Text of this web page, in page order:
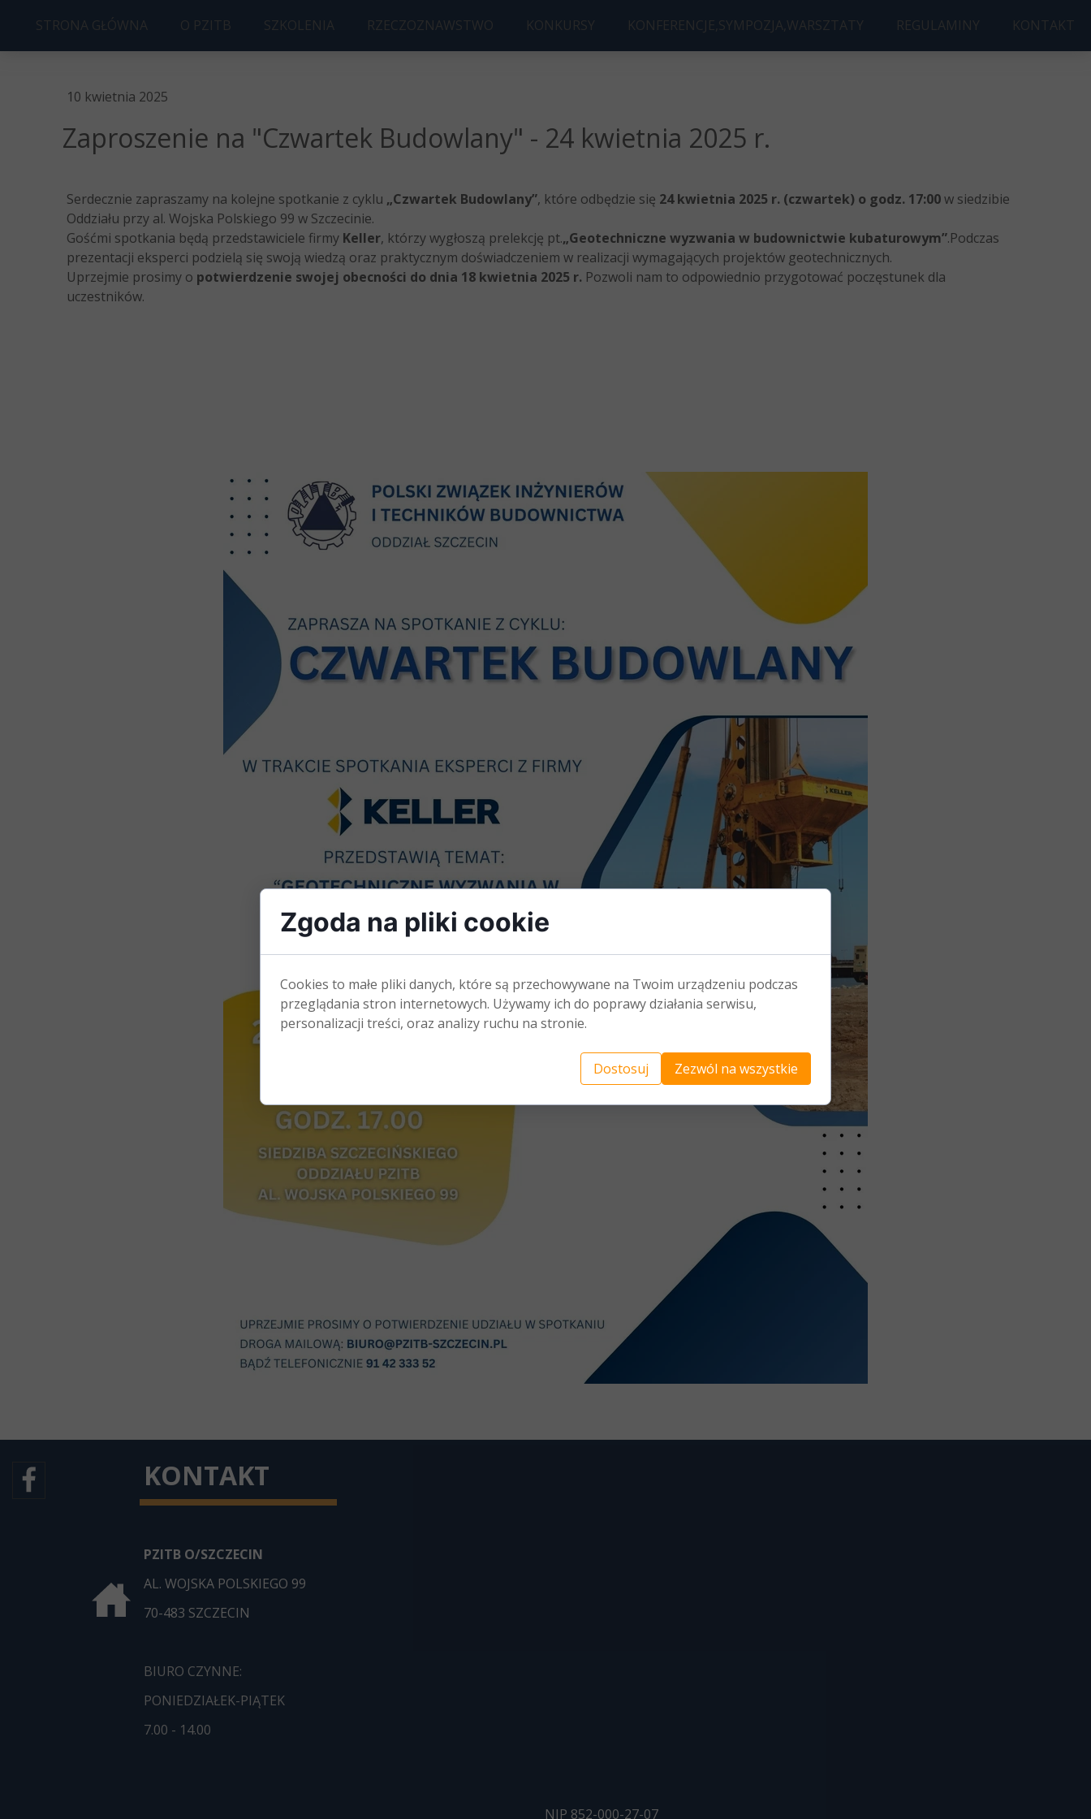
10 kwietnia 2025
Zaproszenie na "Czwartek Budowlany" - 24 kwietnia 2025 r.
Serdecznie zapraszamy na kolejne spotkanie z cyklu „Czwartek Budowlany”, które odbędzie się 24 kwietnia 2025 r. (czwartek) o godz. 17:00w siedzibie
Oddziału przy al. Wojska Polskiego 99 w Szczecinie.
Gośćmi spotkania będą przedstawiciele firmy Keller, którzy wygłoszą prelekcję pt.„Geotechniczne wyzwania w budownictwie kubaturowym”.Podczas
prezentacji eksperci podzielą się swoją wiedzą oraz praktycznym doświadczeniem w realizacji wymagających projektów geotechnicznych.
Uprzejmie prosimy o potwierdzenie swojej obecności do dnia 18 kwietnia 2025 r. Pozwoli nam to odpowiednio przygotować poczęstunek dla
uczestników.
STRONA GŁÓWNA
O PZITB
STATUT
CZWARTKI BUDOWLANE
CZŁONKOSTWO
SZKOLENIA
RZECZOZNAWSTWO
KONKURSY
KONFERENCJE,SYMPOZJA,WARSZTATY
REGULAMINY KONTAKT
NIP 852-000-27-07
KONTAKT
PZITB O/SZCZECIN
AL. WOJSKA POLSKIEGO 99
70-483 SZCZECIN
BIURO CZYNNE:
PONIEDZIAŁEK-PIĄTEK
7.00 - 14.00
Zgoda na pliki cookie
Cookies to małe pliki danych, które są przechowywane na Twoim urządzeniu podczas
przeglądania stron internetowych. Używamy ich do poprawy działania serwisu,
personalizacji treści, oraz analizy ruchu na stronie.
Dostosuj Zezwól na wszystkie